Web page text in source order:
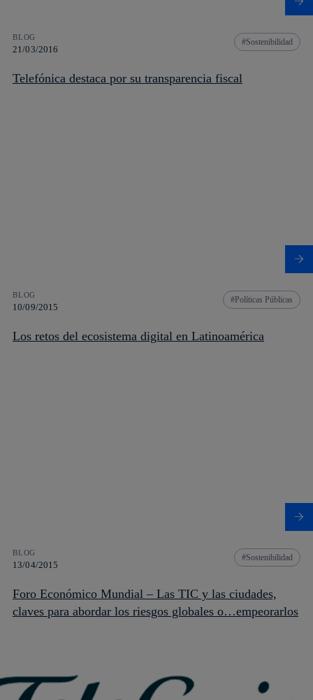
BLOG
21/03/2016
Sostenibilidad
Telefónica destaca por su transparencia fiscal
BLOG
10/09/2015
Políticas Públicas
Los retos del ecosistema digital en Latinoamérica
BLOG
13/04/2015
Sostenibilidad
Foro Económico Mundial – Las TIC y las ciudades,
claves para abordar los riesgos globales o…empeorarlos